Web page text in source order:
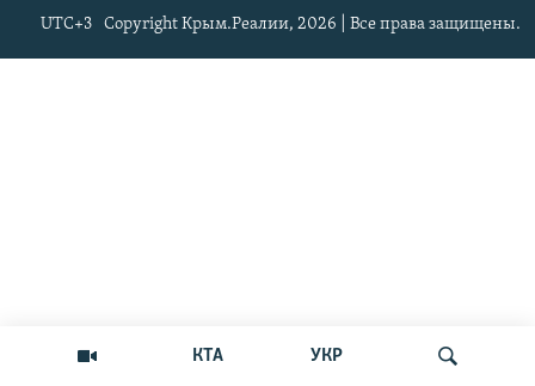
КТА УКР
Copyright Крым.Реалии, 2026 | Все права защищены.
UTC+3